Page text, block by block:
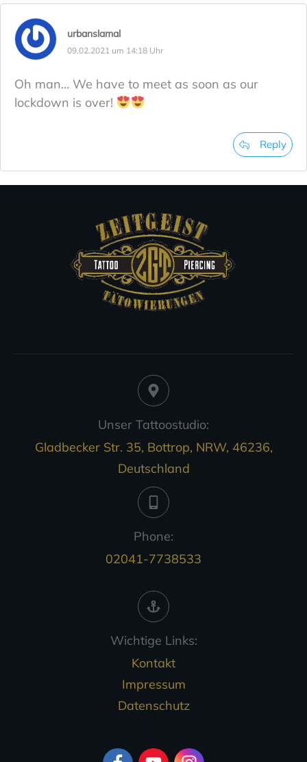
urbanslamal
09.02.2021 um 14:18 Uhr
Oh man… We have to meet as soon as our
lockdown is over!
Reply
Unser Tattoostudio:
Gladbecker Str. 35, Bottrop, NRW, 46236,
Deutschland
Phone:
02041-7738533
Wichtige Links:
Kontakt
Impressum
Datenschutz